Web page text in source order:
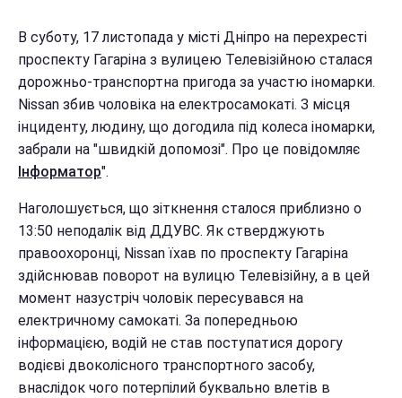
В суботу, 17 листопада у місті Дніпро на перехресті
проспекту Гагаріна з вулицею Телевізійною сталася
дорожньо-транспортна пригода за участю іномарки.
Nissan збив чоловіка на електросамокаті. З місця
інциденту, людину, що догодила під колеса іномарки,
забрали на "швидкій допомозі". Про це повідомляє
Інформатор".
Наголошується, що зіткнення сталося приблизно о
13:50 неподалік від ДДУВС. Як стверджують
правоохоронці, Nissan їхав по проспекту Гагаріна
здійснював поворот на вулицю Телевізійну, а в цей
момент назустріч чоловік пересувався на
електричному самокаті. За попередньою
інформацією, водій не став поступатися дорогу
водієві двоколісного транспортного засобу,
внаслідок чого потерпілий буквально влетів в